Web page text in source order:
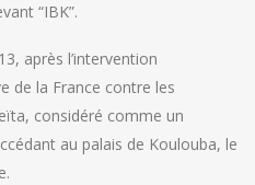
“IBK”.
après l’intervention
de la France contre les
considéré comme un
au palais de Koulouba, le